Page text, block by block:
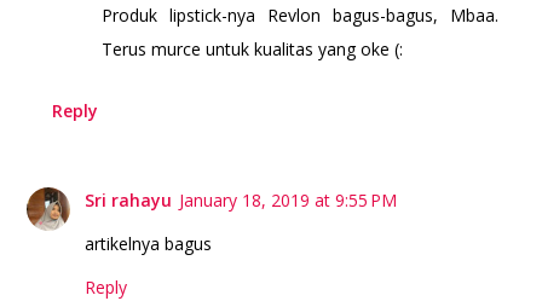
Produk lipstick-nya Revlon bagus-bagus, Mbaa.
Terus murce untuk kualitas yang oke (:
Reply
Sri rahayu January 18, 2019 at 9:55 PM
artikelnya bagus
Reply